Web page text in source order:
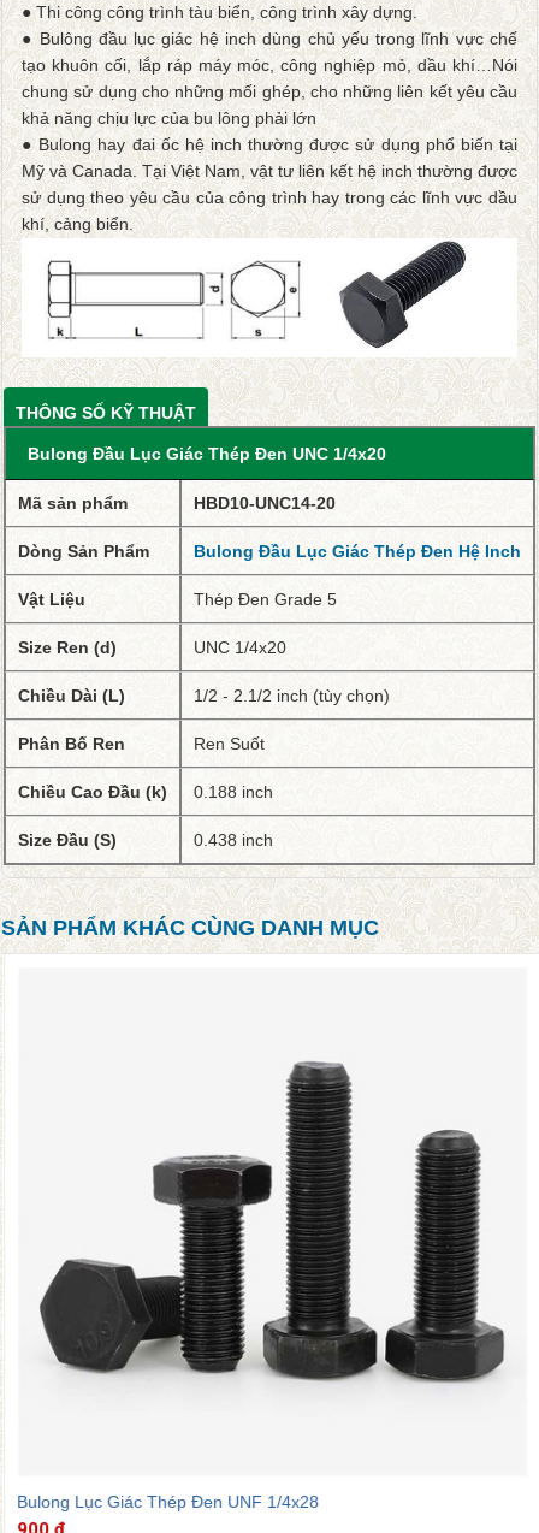
● Thi công công trình tàu biển, công trình xây dựng.
● Bulông đầu lục giác hệ inch dùng chủ yếu trong lĩnh vực chế
tạo khuôn cối, lắp ráp máy móc, công nghiệp mỏ, dầu khí…Nói
chung sử dụng cho những mối ghép, cho những liên kết yêu cầu
khả năng chịu lực của bu lông phải lớn
● Bulong hay đai ốc hệ inch thường được sử dụng phổ biến tại
Mỹ và Canada. Tại Việt Nam, vật tư liên kết hệ inch thường được
sử dụng theo yêu cầu của công trình hay trong các lĩnh vực dầu
khí, cảng biển.
THÔNG SỐ KỸ THUẬT
Bulong Đầu Lục Giác Thép Đen UNC 1/4x20
Mã sản phẩm HBD10-UNC14-20
Dòng Sản Phẩm Bulong Đầu Lục Giác Thép Đen Hệ Inch
Vật Liệu Thép Đen Grade 5
Size Ren (d) UNC 1/4x20
Chiều Dài (L) 1/2 - 2.1/2 inch (tùy chọn)
Phân Bố Ren Ren Suốt
Chiều Cao Đầu (k) 0.188 inch
Size Đầu (S) 0.438 inch
SẢN PHẨM KHÁC CÙNG DANH MỤC
Bulong Lục Giác Thép Đen UNF 1/4x28